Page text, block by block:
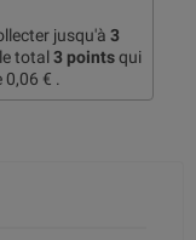
jusqu'à 3
total 3 pointsqui
0,06 € .